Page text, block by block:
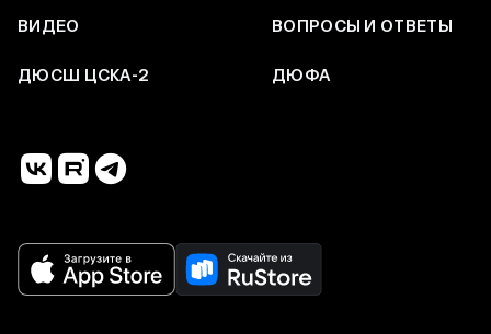
ВИДЕО ВОПРОСЫ И ОТВЕТЫ
ДЮСШ ЦСКА-2 ДЮФА